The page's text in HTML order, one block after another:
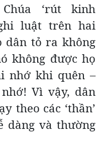
‘rút kinh
luật trên hai
dân tỏ ra không
không được họ
nhớ khi quên –
Vì vậy, dân
theo các ‘thần’
dàng và thường